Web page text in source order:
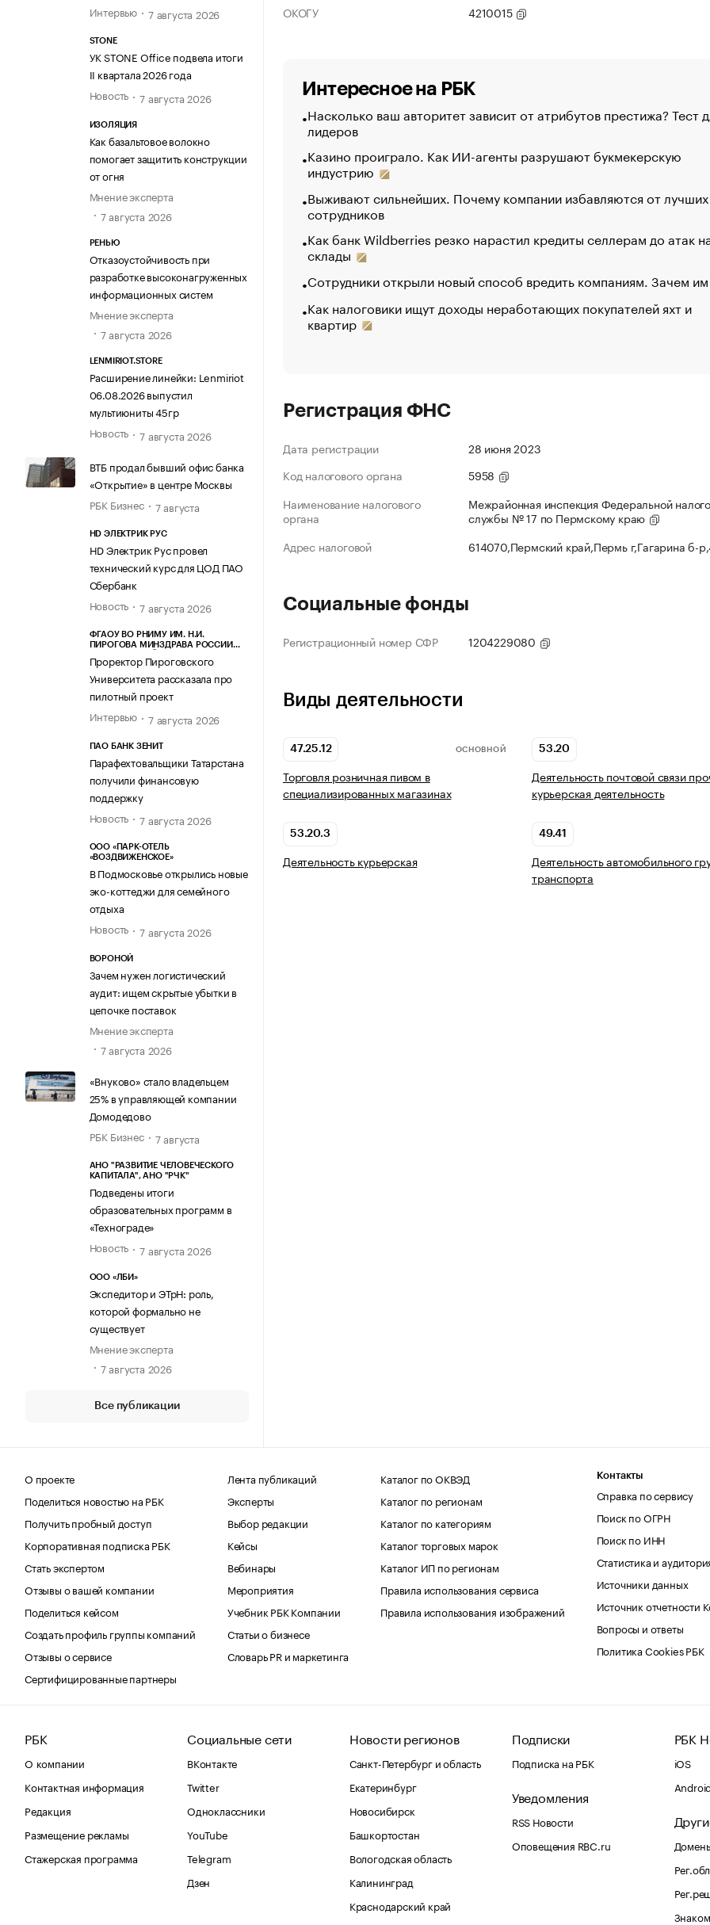
Интервью
7 августа 2026
STONE
УК STONE Office подвела итоги
II квартала 2026 года
Новость
7 августа 2026
ИЗОЛЯЦИЯ
Как базальтовое волокно
помогает защитить конструкции
от огня
Мнение эксперта
7 августа 2026
РЕНЬЮ
Отказоустойчивость при
разработке высоконагруженных
информационных систем
Мнение эксперта
7 августа 2026
LENMIRIOT.STORE
Расширение линейки: Lenmiriot
06.08.2026 выпустил
мультиюниты 45гр
Новость
7 августа 2026
ВТБ продал бывший офис банка
«Открытие» в центре Москвы
РБК Бизнес
7 августа
HD ЭЛЕКТРИК РУС
HD Электрик Рус провел
технический курс для ЦОД ПАО
Сбербанк
Новость
7 августа 2026
ФГАОУ ВО РНИМУ ИМ. Н.И.
ПИРОГОВА МИНЗДРАВА РОССИИ
Проректор Пироговского
Университета рассказала про
пилотный проект
Интервью
7 августа 2026
ПАО БАНК ЗЕНИТ
Парафехтовальщики Татарстана
получили финансовую
поддержку
Новость
7 августа 2026
ООО «ПАРК-ОТЕЛЬ
«ВОЗДВИЖЕНСКОЕ»
В Подмосковье открылись новые
эко-коттеджи для семейного
отдыха
Новость
7 августа 2026
ВОРОНОЙ
Зачем нужен логистический
аудит: ищем скрытые убытки в
цепочке поставок
Мнение эксперта
7 августа 2026
«Внуково» стало владельцем
25% в управляющей компании
Домодедово
РБК Бизнес
7 августа
АНО "РАЗВИТИЕ ЧЕЛОВЕЧЕСКОГО
КАПИТАЛА", АНО "РЧК"
Подведены итоги
образовательных программ в
«Технограде»
Новость
7 августа 2026
ООО «ЛБИ»
Экспедитор и ЭТрН: роль,
которой формально не
существует
Мнение эксперта
7 августа 2026
Все публикации
ОКОГУ
4210015
Интересное на РБК
Насколько ваш авторитет зависит от атрибутов престижа? Тест
лидеров
Казино проиграло. Как ИИ-агенты разрушают букмекерскую
индустрию
Выживают сильнейших. Почему компании избавляются от лучших
сотрудников
Как банк Wildberries резко нарастил кредиты селлерам до атак
склады
Сотрудники открыли новый способ вредить компаниям. Зачем
Как налоговики ищут доходы неработающих покупателей яхт и
квартир
Регистрация ФНС
Дата регистрации
28 июня 2023
Код налогового органа
5958
Наименование налогового
органа
Межрайонная инспекция Федеральной
службы № 17 по Пермскому краю
Адрес налоговой
614070,Пермский край,Пермь г,Гагарина б-
Социальные фонды
Регистрационный номер СФР 1204229080
Виды деятельности
47.25.12 ОСНОВНОЙ
Торговля розничная пивом в
специализированных магазинах
53.20
Деятельность почтовой связи
курьерская деятельность
53.20.3
Деятельность курьерская
49.41
Деятельность автомобильного
транспорта
О проекте
Поделиться новостью на РБК
Получить пробный доступ
Корпоративная подписка РБК
Стать экспертом
Отзывы о вашей компании
Поделиться кейсом
Создать профиль группы компаний
Отзывы о сервисе
Сертифицированные партнеры
Лента публикаций
Эксперты
Выбор редакции
Кейсы
Вебинары
Мероприятия
Учебник РБК Компании
Статьи о бизнесе
Словарь PR и маркетинга
Каталог по ОКВЭД
Каталог по регионам
Каталог по категориям
Каталог торговых марок
Каталог ИП по регионам
Правила использования сервиса
Правила использования изображений
Контакты
Справка по сервису
Поиск по ОГРН
Поиск по ИНН
Статистика и
Источники данных
Источник отчетности
Вопросы и ответы
Политика Cookies РБК
РБК
О компании
Контактная информация
Редакция
Размещение рекламы
Стажерская программа
Социальные сети
ВКонтакте
Twitter
Одноклассники
YouTube
Telegram
Дзен
Новости регионов
Санкт-Петербург и область
Екатеринбург
Новосибирск
Башкортостан
Вологодская область
Калининград
Краснодарский край
Подписки
Подписка на РБК
Уведомления
RSS Новости
Оповещения RBC.ru
РБК
iOS